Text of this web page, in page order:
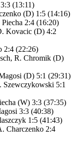
(13:11)
(D) 1:5 (14:16)
2:4 (16:20)
Kovacic (D) 4:2
2:4 (22:26)
R. Chromik (D)
(D) 5:1 (29:31)
Szewczykowski 5:1
(W) 3:3 (37:35)
3:3 (40:38)
1:5 (41:43)
Charczenko 2:4